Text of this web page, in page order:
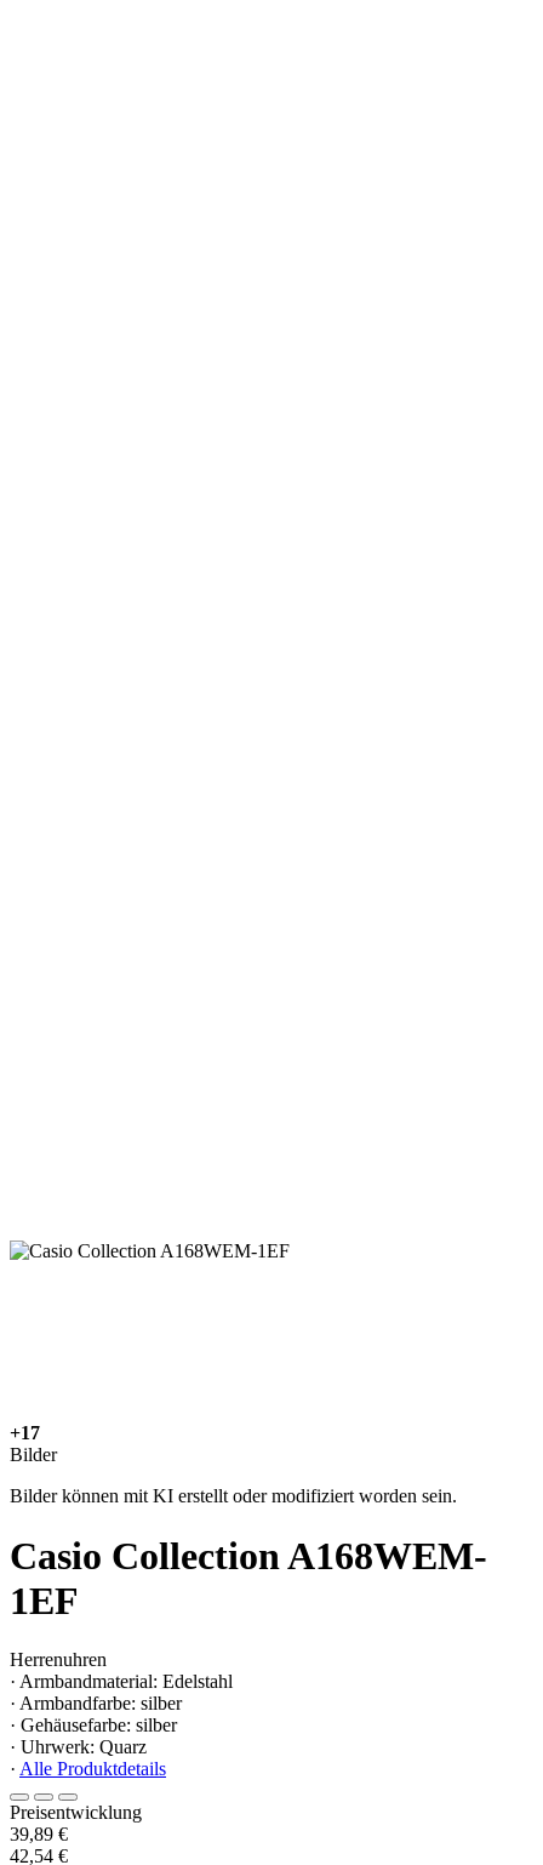
+17
Bilder
Bilder können mit KI erstellt oder modifiziert worden sein.
Casio Collection A168WEM-
1EF
Herrenuhren
· Armbandmaterial: Edelstahl
· Armbandfarbe: silber
· Gehäusefarbe: silber
· Uhrwerk: Quarz
· Alle Produktdetails
Preisentwicklung
39,89 €
42,54 €